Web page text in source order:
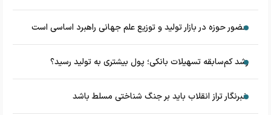
حضور حوزه در بازار تولید و توزیع علم جهانی راهبرد اساسی است
رشد کم‌سابقه تسهیلات بانکی؛ پول بیشتری به تولید رسید؟
خبرنگار تراز انقلاب باید بر جنگ شناختی مسلط باشد